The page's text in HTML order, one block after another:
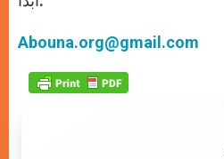
Abouna.org@gmail.com